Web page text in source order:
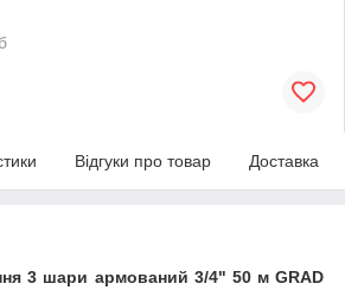
Відгуки про товар Доставка
3 шари армований 3/4" 50 м GRAD